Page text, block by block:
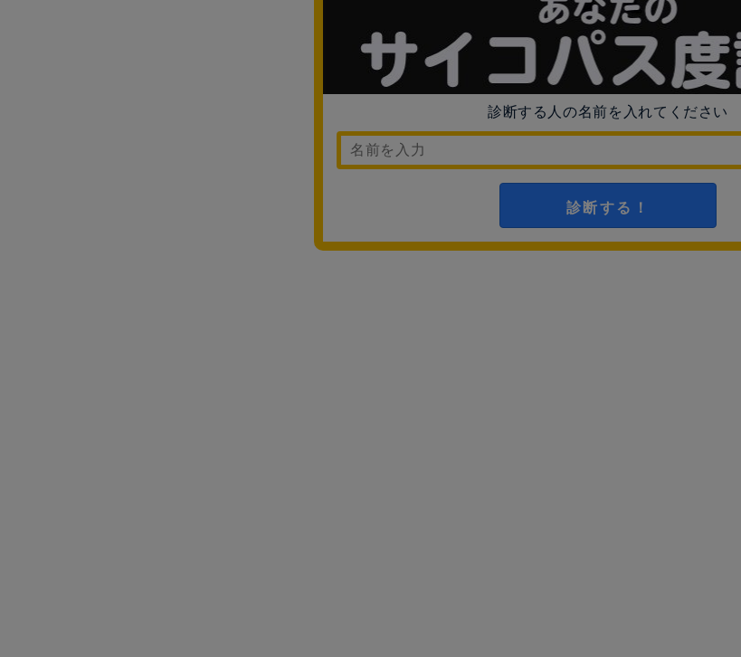
診断する人の名前を入れてください
診断する！